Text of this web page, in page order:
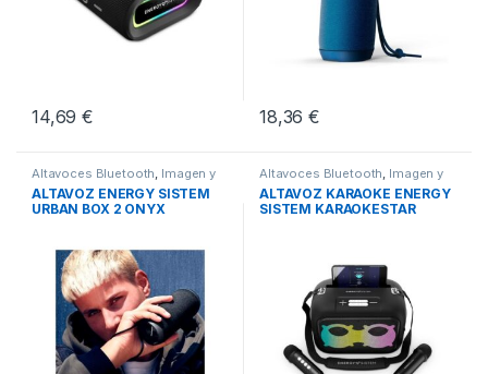
14,69€ 18,36€
Altavoces Bluetooth, Imagen y
Sonido,Sonido
ALTAVOZ ENERGY SISTEM
URBAN BOX 2 ONYX
Altavoces Bluetooth, Imagen y
Sonido,Sonido
ALTAVOZ KARAOKE ENERGY
SISTEM KARAOKESTAR